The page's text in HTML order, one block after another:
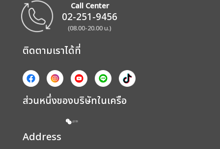
Call Center
02-251-9456
(08.00-20.00 น.)
ติดตามเราได้ที่
ส่วนหนึ่งของบริษัทในเครือ
Address